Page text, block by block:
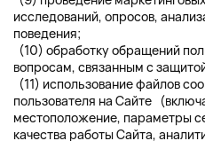
исследований, опросов,
поведения;
(10) обработку обращений
вопросам, связанным с
(11) использование файлов
пользователя на Сайте
местоположение, параметры
качества работы Сайта,